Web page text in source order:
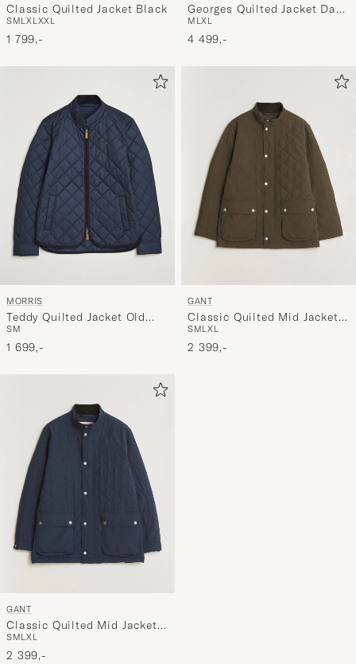
Classic Quilted Jacket Black
SMLXLXXL
1 799,-
Georges Quilted Jacket Dark
Navy
M LXL
4 499,-
MORRIS
Teddy Quilted Jacket Old
Blue
SM
1 699,-
GANT
Classic Quilted Mid Jacket
Black Brown
SMLXL
2 399,-
GANT
Classic Quilted Mid Jacket
Evening Blue
SMLXL
2 399,-